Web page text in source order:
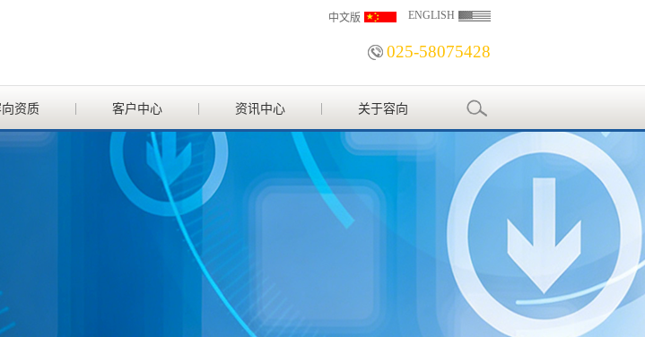
025-58075428
中文版 ENGLISH
资质 客户中心 资讯中心 关于容向